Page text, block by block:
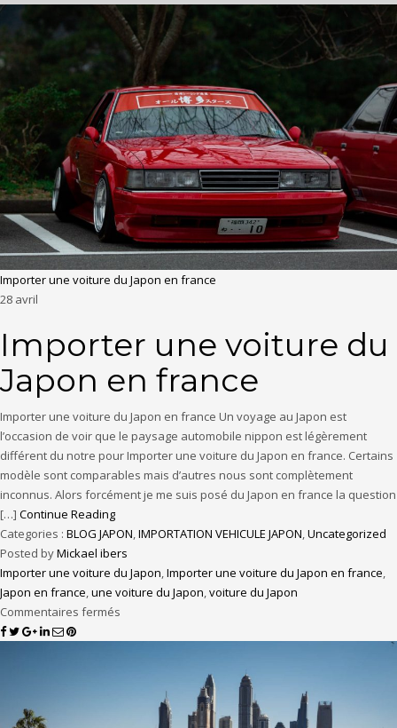
Importer une voiture du Japon en france
28 avril
Importer une voiture du
Japon en france
Importer une voiture du Japon en france Un voyage au Japon est
l’occasion de voir que le paysage automobile nippon est légèrement
différent du notre pour Importer une voiture du Japon en france. Certains
modèle sont comparables mais d’autres nous sont complètement
inconnus. Alors forcément je me suis posé du Japon en france la question
[…] Continue Reading
Categories : BLOG JAPON,IMPORTATION VEHICULE JAPON,Uncategorized
Posted byMickael ibers
Importer une voiture du Japon,Importer une voiture du Japon en france,
Japon en france,une voiture du Japon,voiture du Japon
Commentaires fermés